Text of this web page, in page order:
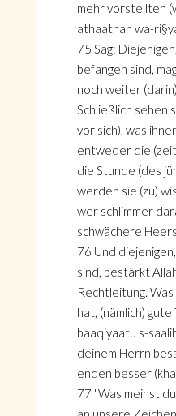
mehr vorstellten
athaathan wa-
75 Sag:
befangen sind,
noch weiter
Schließlich sehen
vor sich), was
entweder die
die Stunde (des
werden sie (zu)
wer schlimmer
schwächere
76 Und
sind, bestärkt
Rechtleitung.
hat, (nämlich) gute
baaqiyaatu s-
deinem Herrn
enden besser
77 "Was meinst